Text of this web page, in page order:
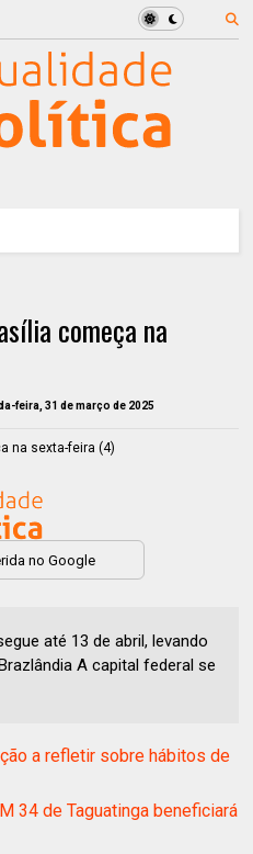
começa na
feira, 31 de março de 2025
no Google
até 13 de abril, levando
A capital federal se
a refletir sobre hábitos de
34 de Taguatinga beneficiará